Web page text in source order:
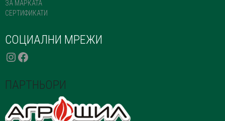
ЗА МАРКАТА
СЕРТИФИКАТИ
СОЦИАЛНИ МРЕЖИ
INSTAGRAM
FACEBOOK
ПАРТНЬОРИ